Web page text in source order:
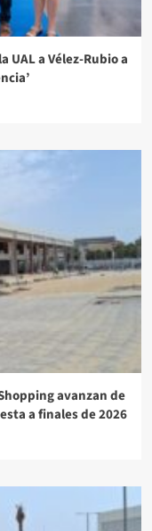
UAL a Vélez-Rubio a
avanzan de
a finales de 2026